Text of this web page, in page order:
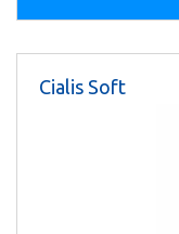
Cialis Soft